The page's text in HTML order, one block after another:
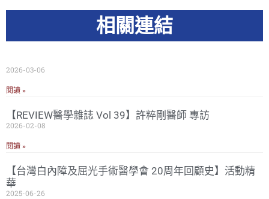
相關連結
2026-03-06
閱讀 »
【REVIEW醫學雜誌 Vol 39】許粹剛醫師 專訪
2026-02-08
閱讀 »
【台灣白內障及屈光手術醫學會 20周年回顧史】活動精
華
2025-06-26